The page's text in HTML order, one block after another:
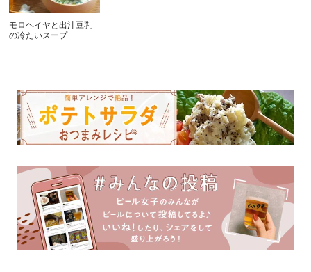
モロヘイヤと出汁豆乳
の冷たいスープ